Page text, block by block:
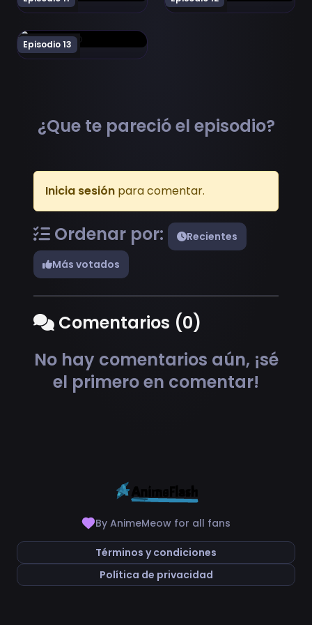
Episodio 13
Ver Kageki Shoujo!! Episodio 13
¿Que te pareció el episodio?
Inicia sesión para comentar.
Ordenar por:
Recientes
Más votados
Comentarios (0)
No hay comentarios aún, ¡sé
el primero en comentar!
By AnimeMeow for all fans
Términos y condiciones
Política de privacidad